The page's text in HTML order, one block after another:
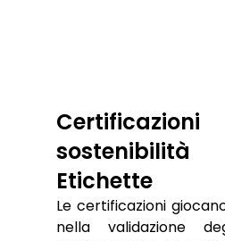
Etichette
Le certificazioni
nella validazione